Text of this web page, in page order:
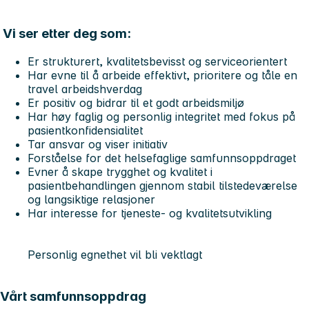
Vi ser etter deg som:
Er strukturert, kvalitetsbevisst og serviceorientert
Har evne til å arbeide effektivt, prioritere og tåle en
travel arbeidshverdag
Er positiv og bidrar til et godt arbeidsmiljø
Har høy faglig og personlig integritet med fokus på
pasientkonfidensialitet
Tar ansvar og viser initiativ
Forståelse for det helsefaglige samfunnsoppdraget
Evner å skape trygghet og kvalitet i
pasientbehandlingen gjennom stabil tilstedeværelse
og langsiktige relasjoner
Har interesse for tjeneste- og kvalitetsutvikling
Personlig egnethet vil bli vektlagt
Vårt samfunnsoppdrag